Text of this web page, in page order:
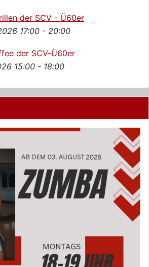
der SCV - Ü60er
17:00 - 20:00
der SCV-Ü60er
15:00 - 18:00